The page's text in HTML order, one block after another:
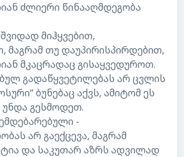
ძლიერი წინააღმდეგობა
მიჰყვებით,
მაგრამ თუ დაუპირისპირდებით,
მკაცრადაც გისაყვედუროთ.
გადაწყვეტილებას არ ცვლის
ბუნებაც აქვს, ამიტომ ეს
გესმოდეთ.
-
არ გაექცევა, მაგრამ
და საკუთარ აზრს ადვილად